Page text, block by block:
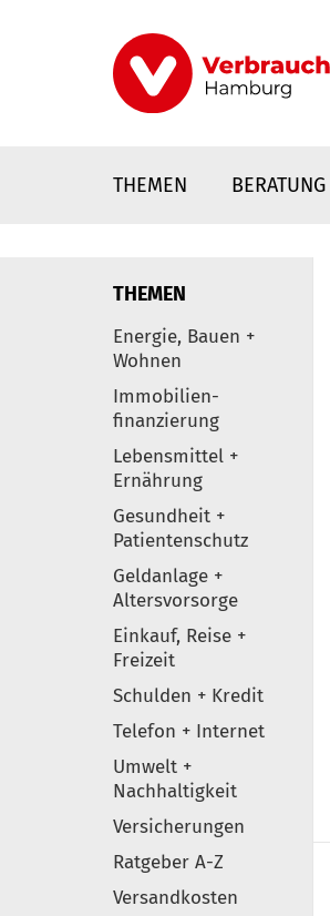
THEMEN BERATUNG
Elemente
THEMEN
Energie, Bauen +
Wohnen
Immobilien-
finanzierung
Lebensmittel +
Ernährung
Gesundheit +
Patientenschutz
Geldanlage +
Altersvorsorge
Einkauf, Reise +
Freizeit
Schulden + Kredit
Telefon + Internet
Umwelt +
Nachhaltigkeit
Versicherungen
Ratgeber A-Z
Versandkosten